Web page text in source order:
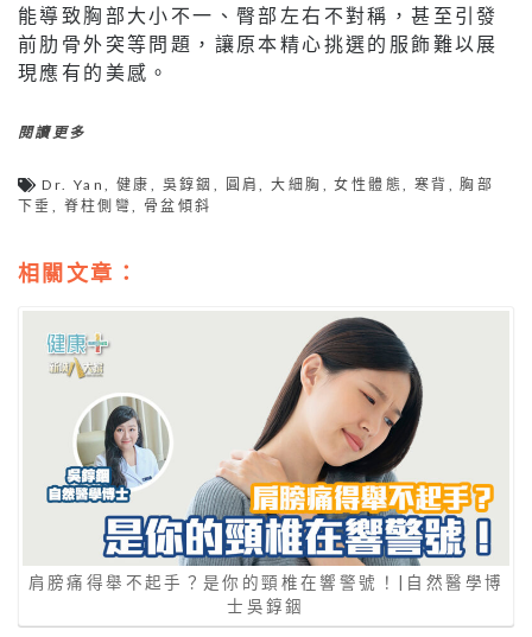
能導致胸部大小不一、臀部左右不對稱，甚至引發
前肋骨外突等問題，讓原本精心挑選的服飾難以展
現應有的美感。
閱讀更多
Dr. Yan,健康 , 吳錞銦 , 圓肩,大細胸 ,女性體態, 寒背 ,胸部
下垂 , 脊柱側彎, 骨盆傾斜
相關文章：
肩膀痛得舉不起手？是你的頸椎在響警號！|自然醫學博
士吳錞銦